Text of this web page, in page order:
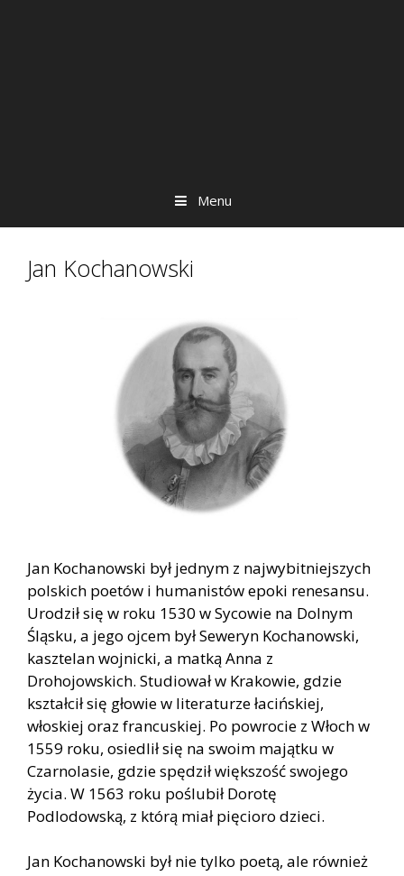
Menu
Jan Kochanowski
Jan Kochanowski był jednym z najwybitniejszych
polskich poetów i humanistów epoki renesansu.
Urodził się w roku 1530 w Sycowie na Dolnym
Śląsku, a jego ojcem był Seweryn Kochanowski,
kasztelan wojnicki, a matką Anna z
Drohojowskich. Studiował w Krakowie, gdzie
kształcił się głowie w literaturze łacińskiej,
włoskiej oraz francuskiej. Po powrocie z Włoch w
1559 roku, osiedlił się na swoim majątku w
Czarnolasie, gdzie spędził większość swojego
życia. W 1563 roku poślubił Dorotę
Podlodowską, z którą miał pięcioro dzieci.
Jan Kochanowski był nie tylko poetą, ale również